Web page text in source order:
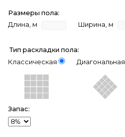
Размеры пола:
Длина, м
Ширина, м
Тип раскладки пола:
Классическая
Диагональная
Запас: